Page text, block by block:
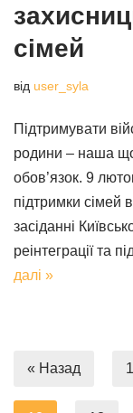
сімей
від user_syla
Підтримувати
родини – наша
обов’язок. 9
підтримки сімей
засіданні
реінтеграції та
далі »
« Назад 1